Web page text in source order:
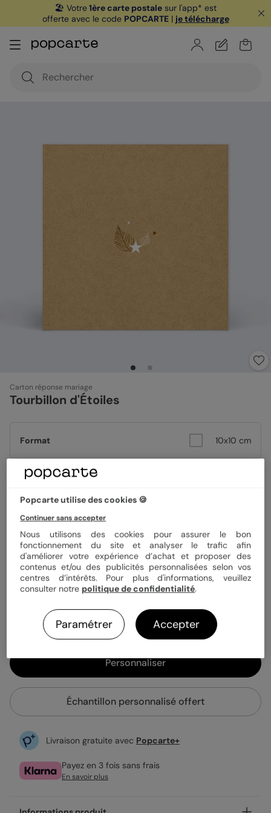
🏖️ Votre1ère carte postale sur l'app* est
offerte avec le code POPCARTE| je télécharge
Carton réponse mariage
Tourbillon d'Étoiles
Format 10x10 cm
0,99 €
Enveloppe blanche offerte
Fabrication française
Expédition rapide en 24h
Personnaliser
Échantillon personnalisé offert
Livraison gratuite avec Popcarte+
Payez en 3 fois sans frais
En savoir plus
Popcarte utilise des cookies 🍪
Continuer sans accepter
Nous utilisons des cookies pour assurer le bon
fonctionnement du site et analyser le trafic afin
d'améliorer votre expérience d’achat et proposer des
contenus et/ou des publicités personnalisées selon vos
centres d’intérêts. Pour plus d'informations, veuillez
consulter notre politique de confidentialité.
Paramétrer Accepter